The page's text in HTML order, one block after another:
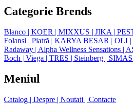
Categorie Brends
Blanco | KOER | MIXXUS | JIKA |
Folansi | Piatră | KARYA BESAR | OLI |
Radaway | Alpha Wellness Sensations |
Boch | Viega | TRES | Steinberg | SIMAS
Meniul
Catalog | Despre | Noutati | Contacte